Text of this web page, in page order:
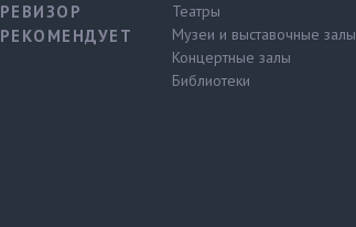
РЕВИЗОР
РЕКОМЕНДУЕТ
Театры
Музеи и выставочные залы
Концертные залы
Библиотеки